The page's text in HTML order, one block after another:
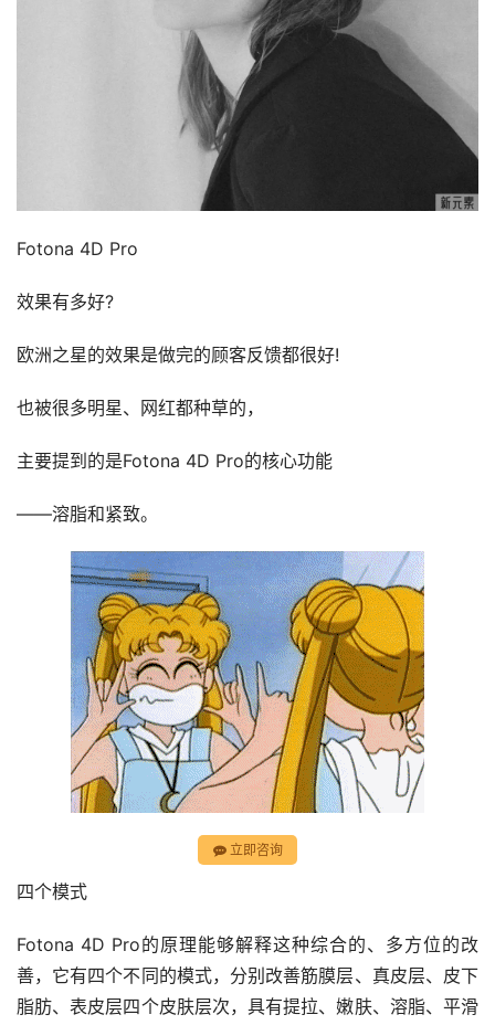
Fotona 4D Pro
效果有多好?
欧洲之星的效果是做完的顾客反馈都很好!
也被很多明星、网红都种草的，
主要提到的是Fotona 4D Pro的核心功能
——溶脂和紧致。
立即咨询
四个模式
Fotona 4D Pro的原理能够解释这种综合的、多方位的改
善，它有四个不同的模式，分别改善筋膜层、真皮层、皮下
脂肪、表皮层四个皮肤层次，具有提拉、嫩肤、溶脂、平滑